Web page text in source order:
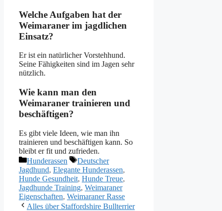
Welche Aufgaben hat der
Weimaraner im jagdlichen
Einsatz?
Er ist ein natürlicher Vorstehhund.
Seine Fähigkeiten sind im Jagen sehr
nützlich.
Wie kann man den
Weimaraner trainieren und
beschäftigen?
Es gibt viele Ideen, wie man ihn
trainieren und beschäftigen kann. So
bleibt er fit und zufrieden.
Kategorien
Hunderassen Schlagwörter
Deutscher
Jagdhund, Elegante Hunderassen,
Hunde Gesundheit, Hunde Treue,
Jagdhunde Training, Weimaraner
Eigenschaften, Weimaraner Rasse
Alles über Staffordshire Bullterrier